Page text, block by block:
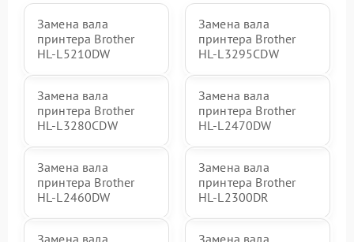
Замена вала
принтера Brother
HL-L5210DW
Замена вала
принтера Brother
HL-L3295CDW
Замена вала
принтера Brother
HL-L3280CDW
Замена вала
принтера Brother
HL-L2470DW
Замена вала
принтера Brother
HL-L2460DW
Замена вала
принтера Brother
HL-L2300DR
Замена вала
Замена вала